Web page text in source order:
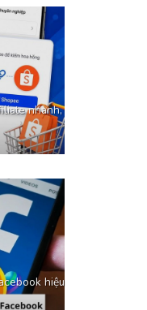
nhanh,
hiệu